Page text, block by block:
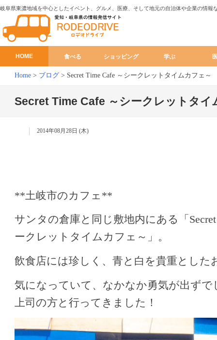
岐阜県東濃地域を中心としたイベント、グルメ、医療、そして地元の自治体や企業の情報
HOME 食べる ショッピング 学ぶ
Home > ブログ > Secret Time Cafe ～シークレットタイムカフェ～
Secret Time Cafe ～シークレットタイ
2014年08月28日 (木)
**土岐市のカフェ**
サンタの倉庫と同じ敷地内にある「
ークレットタイムカフェ～」。
飲食店には珍しく、青と白を貴重とした
気になっていて、なかなか勇気が出ず
上司の方と行ってきました！